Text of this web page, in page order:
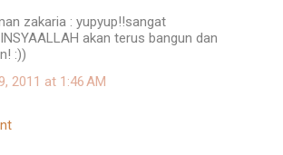
zakaria : yupyup!!sangat
akan terus bangun dan
:))
2011 at 1:46 AM